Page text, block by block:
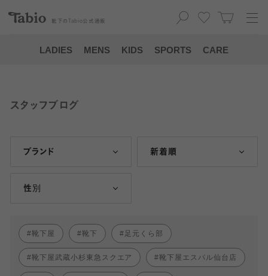
靴下の Tabio 公式通販
LADIES MENS KIDS SPORTS CARE
スタッフブログ
ブランド 新着順
性別
靴下屋 靴下 足元くら部
靴下屋武蔵小杉東急スクエア 靴下屋エスパル仙台店